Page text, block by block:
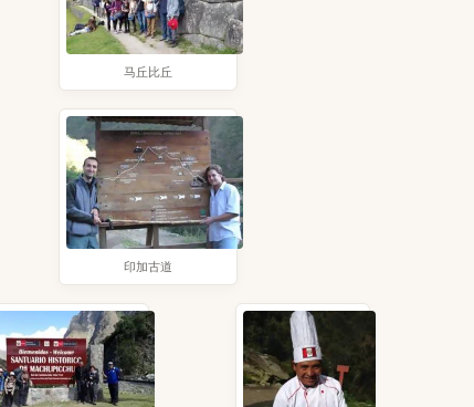
马丘比丘
印加古道